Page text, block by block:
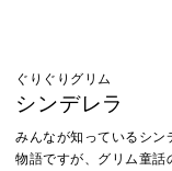
ぐりぐりグリム
シンデレラ
みんなが知っているシン
物語ですが、グリム童話